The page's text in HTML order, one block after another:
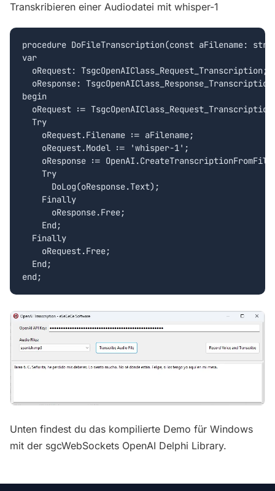
Transkribieren einer Audiodatei mit whisper-1
procedure DoFileTranscription(const aFilename:
var
  oRequest: TsgcOpenAIClass_Request_Transcription;
oResponse:
begin
oRequest :=
  Try
    oRequest.Filename := aFilename;
    oRequest.Model := 'whisper-1';
oResponse :=
    Try
      DoLog(oResponse.Text);
    Finally
      oResponse.Free;
    End;
  Finally
    oRequest.Free;
  End;
Unten findest du das kompilierte Demo für Windows
mit der sgcWebSockets OpenAI Delphi Library.